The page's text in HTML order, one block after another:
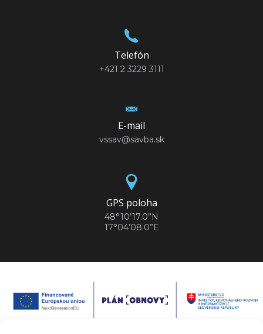
Telefón
+421 2 3229 3111
E-mail
vssav@savba.sk
GPS poloha
48°10’17.0”N
17°04’08.0”E